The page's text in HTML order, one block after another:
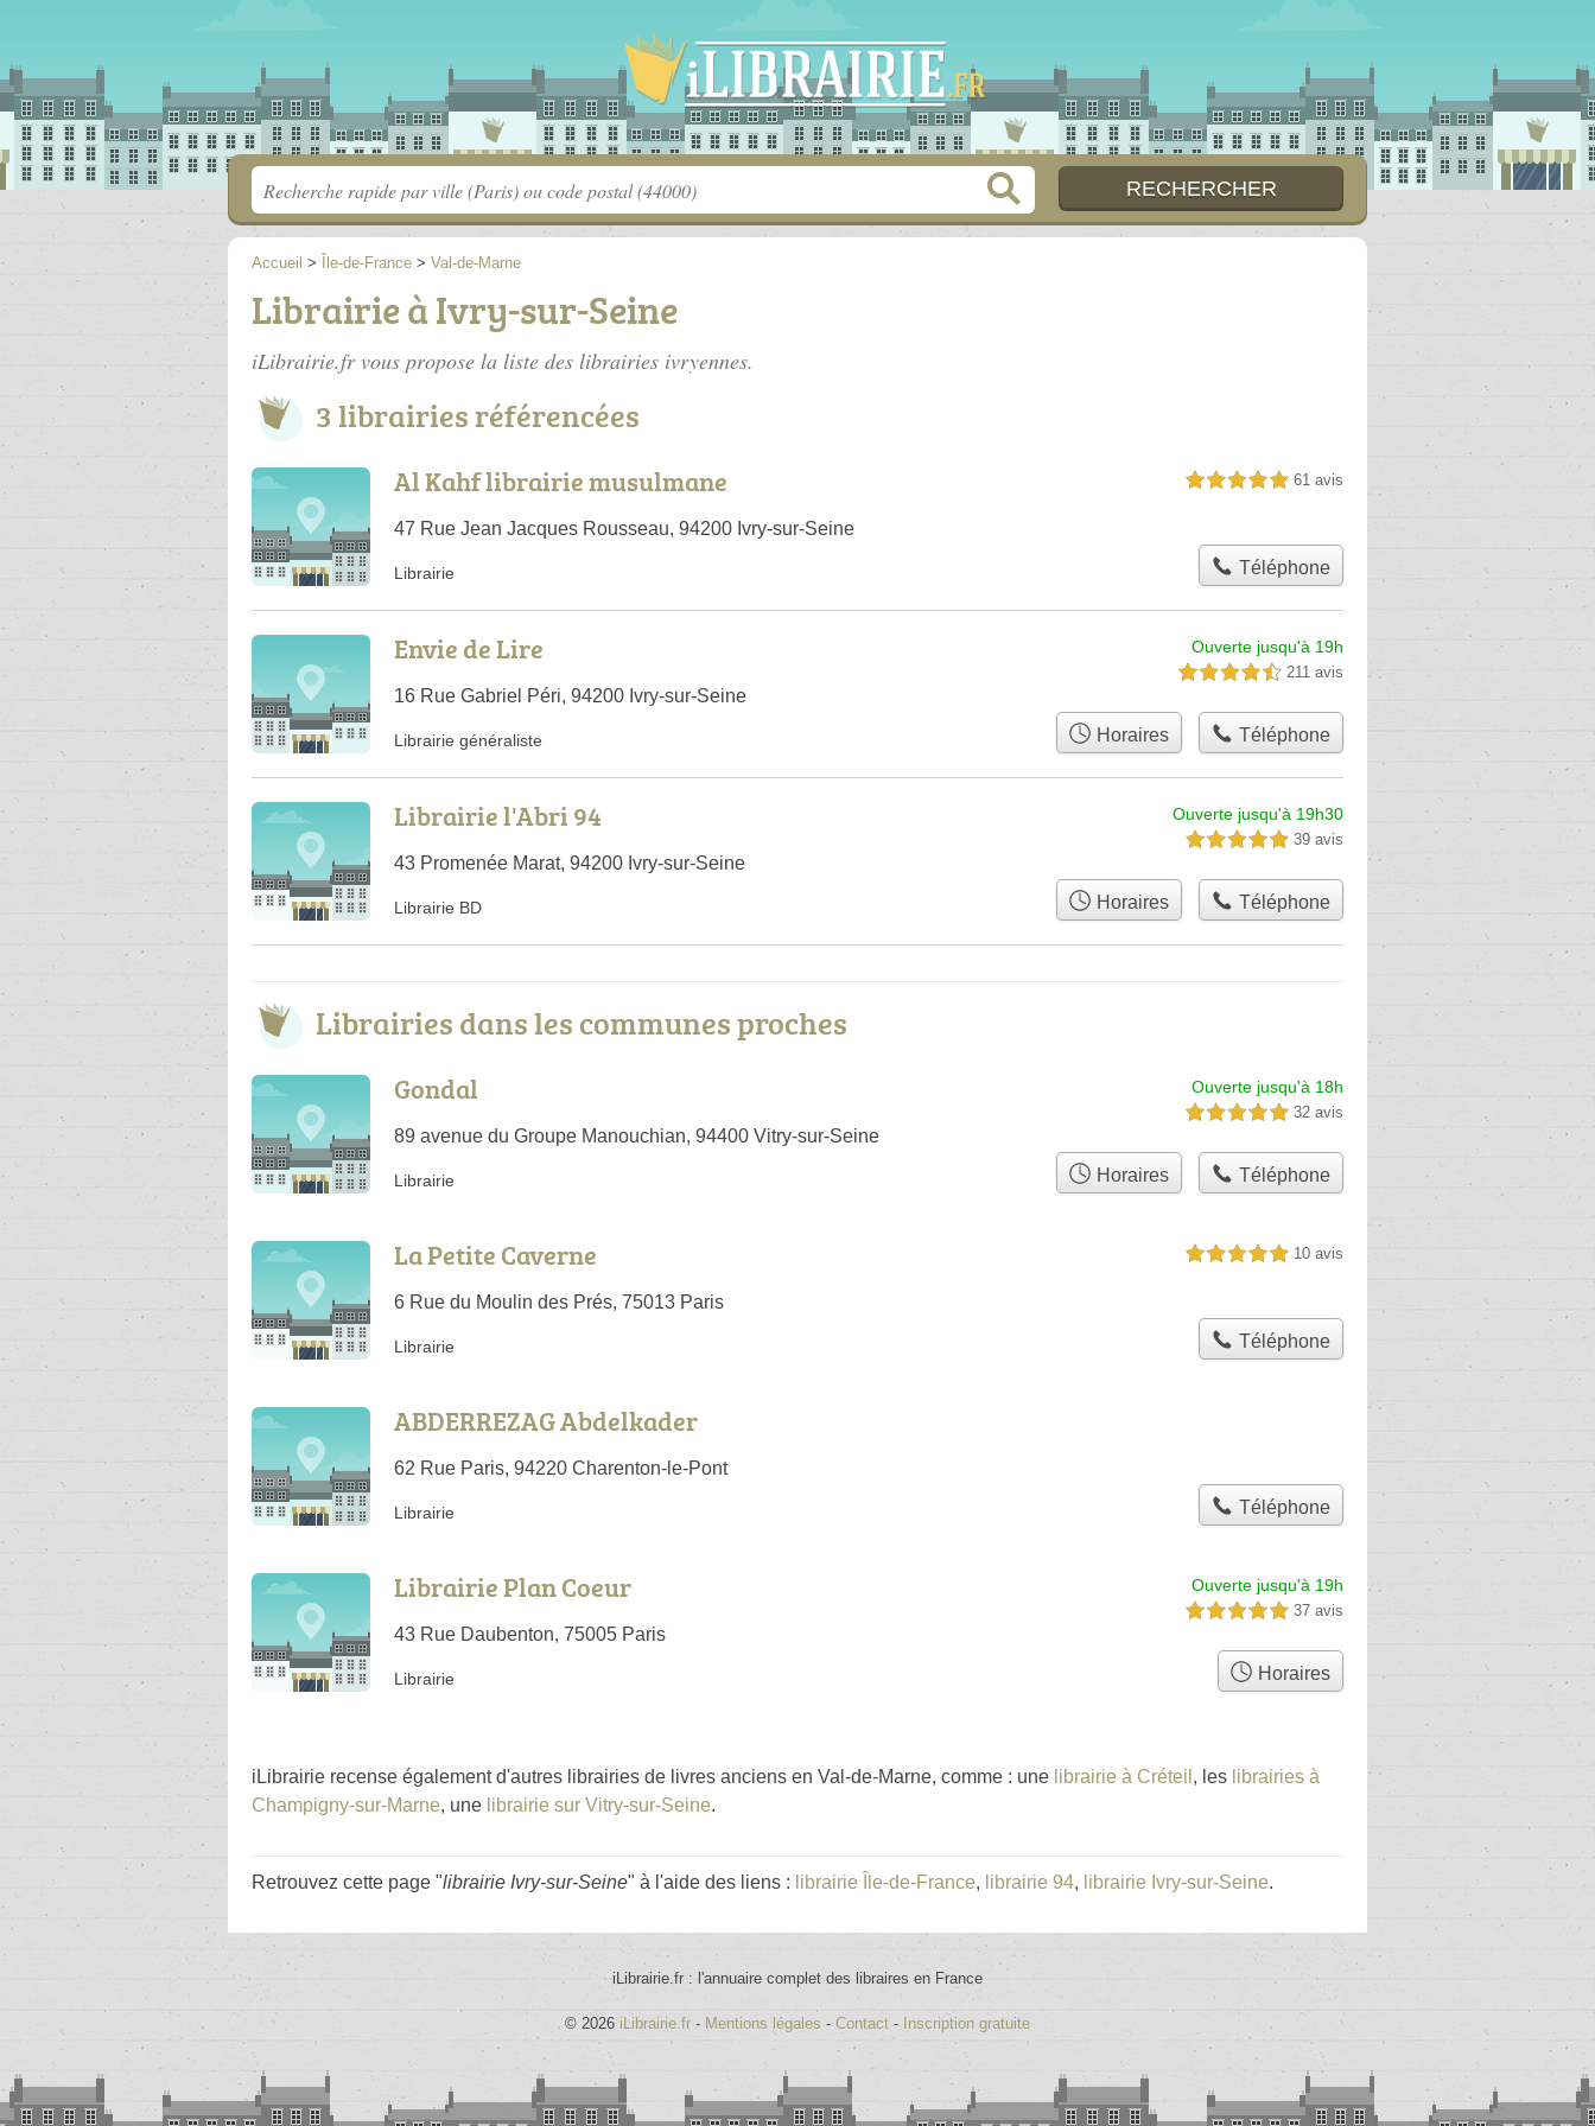
Accueil > Île-de-France > Val-de-Marne
Librairie à Ivry-sur-Seine
iLibrairie.fr vous propose la liste des librairies ivryennes.
3 librairies référencées
Al Kahf librairie musulmane
47 Rue Jean Jacques Rousseau, 94200 Ivry-sur-Seine
5,0 étoiles sur 5 61 avis
Librairie Téléphone
Envie de Lire
16 Rue Gabriel Péri, 94200 Ivry-sur-Seine
Ouverte jusqu'à 19h
4,5 étoiles sur 5 211 avis
Librairie généraliste Horaires Téléphone
Librairie l'Abri 94
43 Promenée Marat, 94200 Ivry-sur-Seine
Ouverte jusqu'à 19h30
5,0 étoiles sur 5 39 avis
Librairie BD Horaires Téléphone
Librairies dans les communes proches
Gondal
89 avenue du Groupe Manouchian, 94400 Vitry-sur-Seine
Ouverte jusqu'à 18h
5,0 étoiles sur 5 32 avis
Librairie Horaires Téléphone
La Petite Caverne
6 Rue du Moulin des Prés, 75013 Paris
5,0 étoiles sur 5 10 avis
Librairie Téléphone
ABDERREZAG Abdelkader
62 Rue Paris, 94220 Charenton-le-Pont
Librairie Téléphone
Librairie Plan Coeur
43 Rue Daubenton, 75005 Paris
Ouverte jusqu'à 19h
5,0 étoiles sur 5 37 avis
Librairie Horaires
iLibrairie recense également d'autres librairies de livres anciens en Val-de-Marne, comme : une librairie à Créteil , les librairies à
Champigny-sur-Marne, une librairie sur Vitry-sur-Seine.
Retrouvez cette page "librairie Ivry-sur-Seine" à l'aide des liens : librairie Île-de-France, librairie 94, librairie Ivry-sur-Seine.
iLibrairie.fr : l'annuaire complet des libraires en France
© 2026 iLibrairie.fr - Mentions légales - Contact - Inscription gratuite